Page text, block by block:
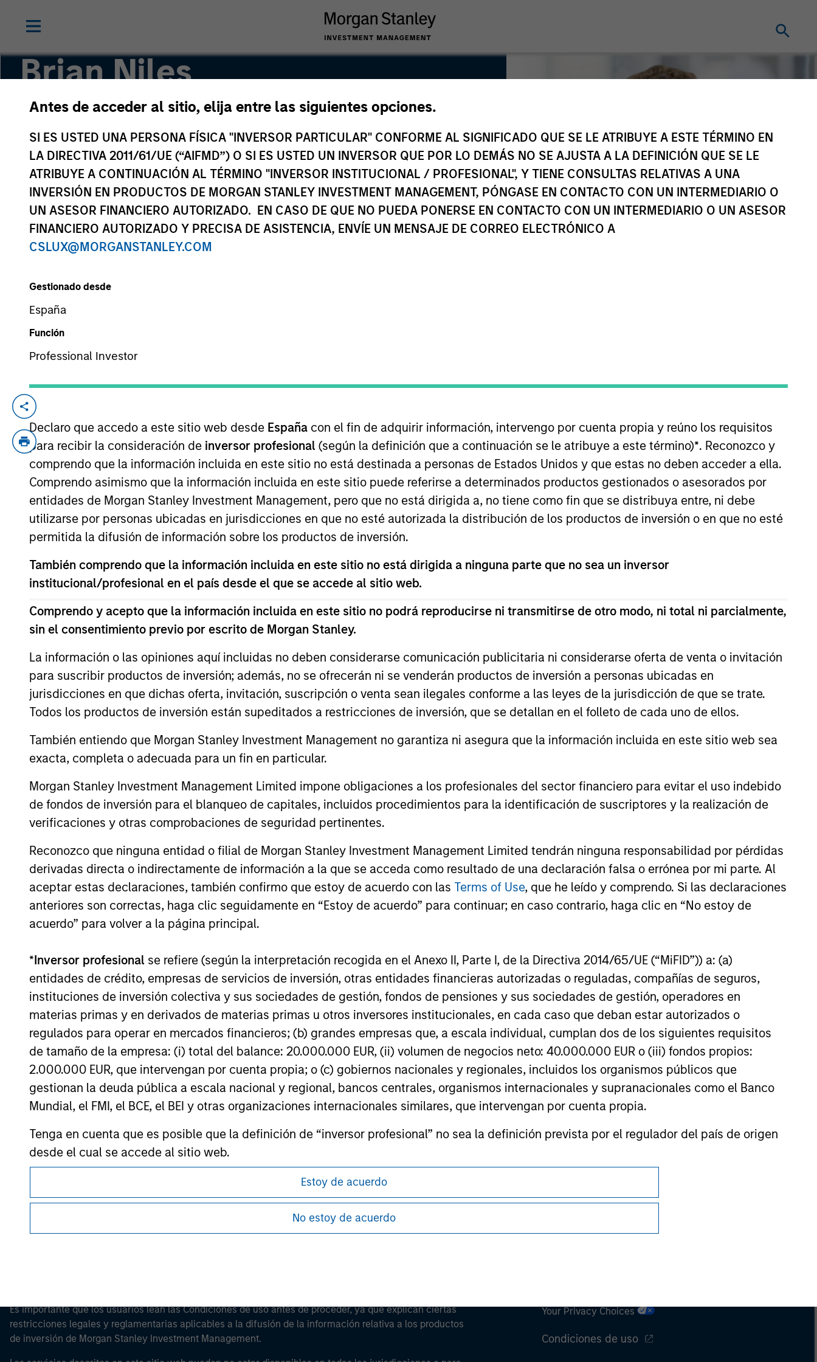
Antes de acceder al sitio, elija entre las siguientes opciones.
SI ES USTED UNA PERSONA FÍSICA "INVERSOR PARTICULAR" CONFORME AL SIGNIFICADO QUE SE LE ATRIBUYE A ESTE TÉRMINO EN
LA DIRECTIVA 2011/61/UE (“AIFMD”) O SI ES USTED UN INVERSOR QUE POR LO DEMÁS NO SE AJUSTA A LA DEFINICIÓN QUE SE LE
ATRIBUYE A CONTINUACIÓN AL TÉRMINO "INVERSOR INSTITUCIONAL / PROFESIONAL", Y TIENE CONSULTAS RELATIVAS A UNA
INVERSIÓN EN PRODUCTOS DE MORGAN STANLEY INVESTMENT MANAGEMENT, PÓNGASE EN CONTACTO CON UN INTERMEDIARIO O
UN ASESOR FINANCIERO AUTORIZADO. EN CASO DE QUE NO PUEDA PONERSE EN CONTACTO CON UN INTERMEDIARIO O UN ASESOR
FINANCIERO AUTORIZADO Y PRECISA DE ASISTENCIA, ENVÍE UN MENSAJE DE CORREO ELECTRÓNICO A
CSLUX@MORGANSTANLEY.COM
Gestionado desde
España
Función
Professional Investor
Declaro que accedo a este sitio web desde España con el fin de adquirir información, intervengo por cuenta propia y reúno los requisitos
para recibir la consideración de inversor profesional (según la definición que a continuación se le atribuye a este término)*. Reconozco y
comprendo que la información incluida en este sitio no está destinada a personas de Estados Unidos y que estas no deben acceder a ella.
Comprendo asimismo que la información incluida en este sitio puede referirse a determinados productos gestionados o asesorados por
entidades de Morgan Stanley Investment Management, pero que no está dirigida a, no tiene como fin que se distribuya entre, ni debe
utilizarse por personas ubicadas en jurisdicciones en que no esté autorizada la distribución de los productos de inversión o en que no esté
permitida la difusión de información sobre los productos de inversión.
También comprendo que la información incluida en este sitio no está dirigida a ninguna parte que no sea un inversor
institucional/profesional en el país desde el que se accede al sitio web.
Comprendo y acepto que la información incluida en este sitio no podrá reproducirse ni transmitirse de otro modo, ni total ni parcialmente,
sin el consentimiento previo por escrito de Morgan Stanley.
La información o las opiniones aquí incluidas no deben considerarse comunicación publicitaria ni considerarse oferta de venta o invitación
para suscribir productos de inversión; además, no se ofrecerán ni se venderán productos de inversión a personas ubicadas en
jurisdicciones en que dichas oferta, invitación, suscripción o venta sean ilegales conforme a las leyes de la jurisdicción de que se trate.
Todos los productos de inversión están supeditados a restricciones de inversión, que se detallan en el folleto de cada uno de ellos.
También entiendo que Morgan Stanley Investment Management no garantiza ni asegura que la información incluida en este sitio web sea
exacta, completa o adecuada para un fin en particular.
Morgan Stanley Investment Management Limited impone obligaciones a los profesionales del sector financiero para evitar el uso indebido
de fondos de inversión para el blanqueo de capitales, incluidos procedimientos para la identificación de suscriptores y la realización de
verificaciones y otras comprobaciones de seguridad pertinentes.
Reconozco que ninguna entidad o filial de Morgan Stanley Investment Management Limited tendrán ninguna responsabilidad por pérdidas
derivadas directa o indirectamente de información a la que se acceda como resultado de una declaración falsa o errónea por mi parte. Al
aceptar estas declaraciones, también confirmo que estoy de acuerdo con las Terms of Use, que he leído y comprendo. Si las declaraciones
anteriores son correctas, haga clic seguidamente en “Estoy de acuerdo” para continuar; en caso contrario, haga clic en “No estoy de
acuerdo” para volver a la página principal.
*Inversor profesional se refiere (según la interpretación recogida en el Anexo II, Parte I, de la Directiva 2014/65/UE (“MiFID”)) a: (a)
entidades de crédito, empresas de servicios de inversión, otras entidades financieras autorizadas o reguladas, compañías de seguros,
instituciones de inversión colectiva y sus sociedades de gestión, fondos de pensiones y sus sociedades de gestión, operadores en
materias primas y en derivados de materias primas u otros inversores institucionales, en cada caso que deban estar autorizados o
regulados para operar en mercados financieros; (b) grandes empresas que, a escala individual, cumplan dos de los siguientes requisitos
de tamaño de la empresa: (i) total del balance: 20.000.000 EUR, (ii) volumen de negocios neto: 40.000.000 EUR o (iii) fondos propios:
2.000.000 EUR, que intervengan por cuenta propia; o (c) gobiernos nacionales y regionales, incluidos los organismos públicos que
gestionan la deuda pública a escala nacional y regional, bancos centrales, organismos internacionales y supranacionales como el Banco
Mundial, el FMI, el BCE, el BEI y otras organizaciones internacionales similares, que intervengan por cuenta propia.
Tenga en cuenta que es posible que la definición de “inversor profesional” no sea la definición prevista por el regulador del país de origen
desde el cual se accede al sitio web.
Estoy de acuerdo
No estoy de acuerdo
Brian Niles
Co-Head of MSREI and Co-Head of NHREF
YEARS OF INDUSTRY EXPERIENCE
28 Years
Morgan Stanley Investment Management Operating Committee. Brian joined Morgan Stanley in 2006 and was named Head of
MSREI Europe in 2011, Co-Head of NHREF in 2019 and Co-Head of MSREI in 2022. Brian is responsible for jointly leading the global
private real estate investing business which currently manages $55 billion of gross real estate assets worldwide on behalf of its
clients, in addition to overseeing the global value-add / opportunistic fund series. Brian has been an active real estate investing
professional for over 28 years across multiple geographies and asset classes. Prior to joining Morgan Stanley in 2006, Brian
spent nine years with Goldman Sachs working primarily in the Real Estate Principal Investment Area. Brian received a BSc from
Cornell University.
ARTÍCULOS RELACIONADOS
Real Estate Outlook with
Brian Niles
Tony Charles, Head of Research and
Strategy for Global Real Assets, recently
sat down with Brian Niles, Co-Head of
the outlook for real estate and what is
takes to succeed in today's complex
environment.
06-ABR-2026
Morgan Stanley Real Estate
Acquisition of French
Logistics Portfolio of Five
Assets
Morgan Stanley Investment Management,
through investment funds managed by
Morgan Stanley Real Estate Investing
of a portfolio of five French logistics
assets. The fully leased portfolio totals
approximately 160,000 square meters
across established French logistics
markets in Paris, Lille, Bordeaux, Nîmes
24-JUL-2026
Lauren Hochfelder on The
In this episode of The Alts Report, Brian
Holzer sits down with Lauren Hochfelder,
discuss triple net lease investing,
including how these investments are
structured, what distinguishes them from
more traditional commercial real estate
strategies and where they may fit within a
24-JUL-2026
May not represent all Team Members.
The information on this page is for informational purposes only. The information contained herein does not constitute and should not be construed as an
offering of advisory services or an offer to sell or a solicitation of an offer to buy any securities in any jurisdiction in which such offer or solicitation,
purchase or sale would be unlawful under the securities, insurance or other laws of such jurisdiction.
All investing involves risks, including a loss of principal.
Please refer to the strategy detail page for important information on the strategy, including additional risk considerations.
Morgan Stanley
Morgan Stanley Careers
Es importante que los usuarios lean las Condiciones de uso antes de proceder, ya que explican ciertas
restricciones legales y reglamentarias aplicables a la difusión de la información relativa a los productos
de inversión de Morgan Stanley Investment Management.
Your Privacy Choices
Condiciones de uso